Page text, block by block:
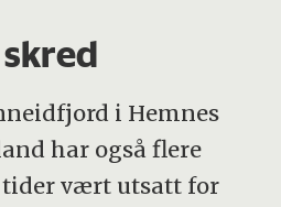
i Hemnes
har også flere
vært utsatt for